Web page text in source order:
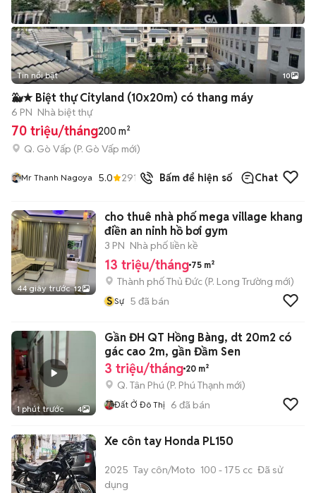
+2
Tin nổi bật 10
🐳★ Biệt thự Cityland (10x20m) có thang máy
6 PN Nhà biệt thự
70 triệu/tháng200 m²
Q. Gò Vấp (P. Gò Vấp mới)
Mr Thanh Nagoya 5.0 291 đã bánBấm để hiện số Chat
44 giây trước 12
cho thuê nhà phố mega village khang
điền an ninh hồ bơi gym
3 PN Nhà phố liền kề
13 triệu/tháng 75 m²
Thành phố Thủ Đức (P. Long Trường mới)
S Sự 5 đã bán
1 phút trước 4
Gần ĐH QT Hồng Bàng, dt 20m2 có
gác cao 2m, gần Đầm Sen
3 triệu/tháng 20 m²
Q. Tân Phú (P. Phú Thạnh mới)
Đất Ở Đô Thị 6 đã bán
Xe côn tay Honda PL150
2025 Tay côn/Moto 100 - 175 cc Đã sử
dụng